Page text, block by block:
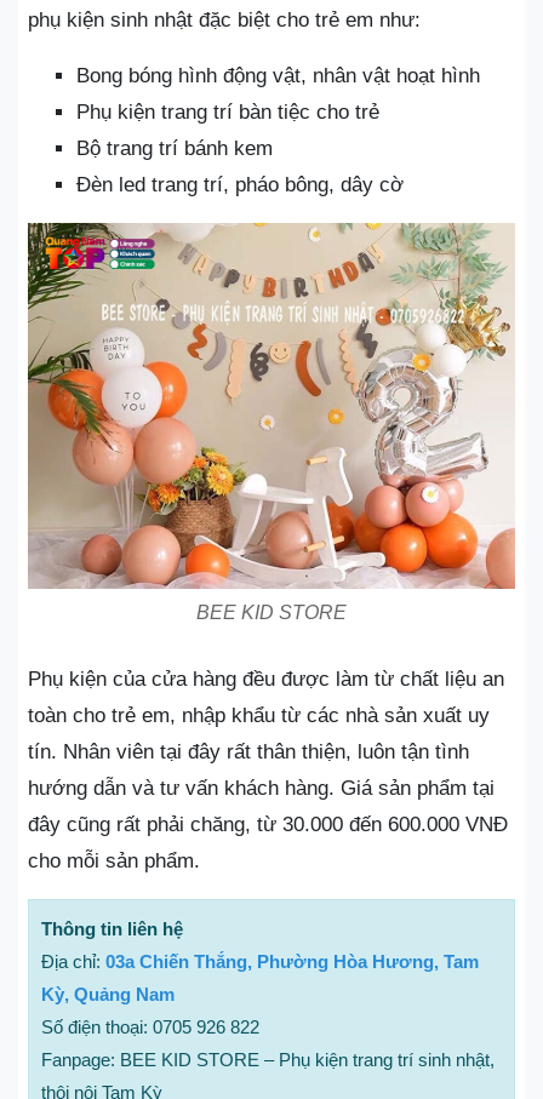
phụ kiện sinh nhật đặc biệt cho trẻ em như:
Bong bóng hình động vật, nhân vật hoạt hình
Phụ kiện trang trí bàn tiệc cho trẻ
Bộ trang trí bánh kem
Đèn led trang trí, pháo bông, dây cờ
BEE KID STORE
Phụ kiện của cửa hàng đều được làm từ chất liệu an
toàn cho trẻ em, nhập khẩu từ các nhà sản xuất uy
tín. Nhân viên tại đây rất thân thiện, luôn tận tình
hướng dẫn và tư vấn khách hàng. Giá sản phẩm tại
đây cũng rất phải chăng, từ 30.000 đến 600.000 VNĐ
cho mỗi sản phẩm.
Thông tin liên hệ
Địa chỉ: 03a Chiến Thắng, Phường Hòa Hương, Tam
Kỳ, Quảng Nam
Số điện thoại: 0705 926 822
Fanpage: BEE KID STORE – Phụ kiện trang trí sinh nhật,
thôi nôi Tam Kỳ